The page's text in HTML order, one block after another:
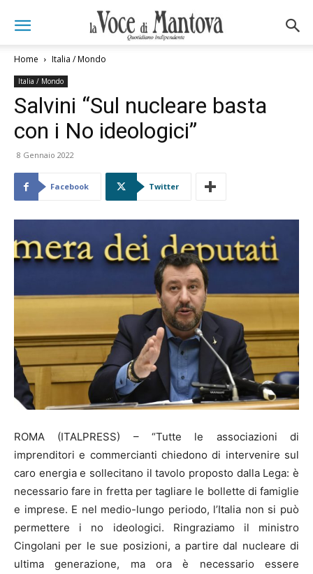
Home Italia / Mondo
Italia / Mondo
Salvini “Sul nucleare basta
con i No ideologici”
8 Gennaio 2022
Facebook Twitter
ROMA (ITALPRESS) – “Tutte le associazioni di
imprenditori e commercianti chiedono di intervenire sul
caro energia e sollecitano il tavolo proposto dalla Lega: è
necessario fare in fretta per tagliare le bollette di famiglie
e imprese. E nel medio-lungo periodo, l’Italia non si può
permettere i no ideologici. Ringraziamo il ministro
Cingolani per le sue posizioni, a partire dal nucleare di
ultima generazione, ma ora è necessario essere